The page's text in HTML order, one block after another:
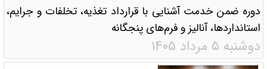
دوره ضمن خدمت آشنایی با قرارداد تغذیه، تخلفات و جرایم،
استانداردها، آنالیز و فرم‌های پنجگانه
دوشنبه ۵ مرداد ۱۴۰۵